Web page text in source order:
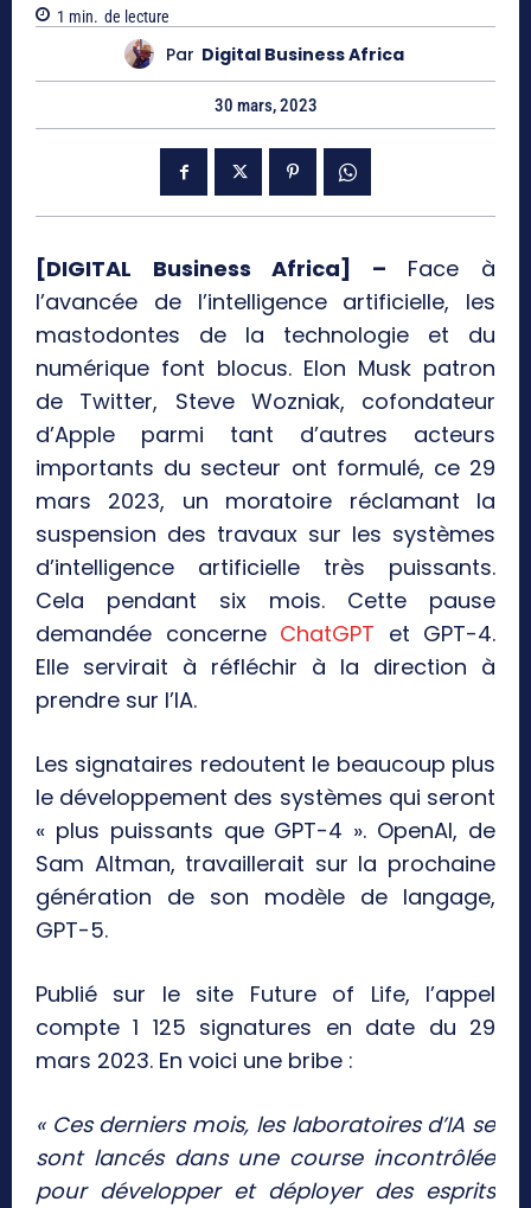
1 min. de lecture
Par Digital Business Africa
30 mars, 2023
[DIGITAL Business Africa] – Face à
l’avancée de l’intelligence artificielle, les
mastodontes de la technologie et du
numérique font blocus. Elon Musk patron
de Twitter, Steve Wozniak, cofondateur
d’Apple parmi tant d’autres acteurs
importants du secteur ont formulé, ce 29
mars 2023, un moratoire réclamant la
suspension des travaux sur les systèmes
d’intelligence artificielle très puissants.
Cela pendant six mois. Cette pause
demandée concerne ChatGPT et GPT-4.
Elle servirait à réfléchir à la direction à
prendre sur l’IA.
Les signataires redoutent le beaucoup plus
le développement des systèmes qui seront
« plus puissants que GPT-4 ». OpenAI, de
Sam Altman, travaillerait sur la prochaine
génération de son modèle de langage,
GPT-5.
Publié sur le site Future of Life, l’appel
compte 1 125 signatures en date du 29
mars 2023. En voici une bribe :
« Ces derniers mois, les laboratoires d’IA se
sont lancés dans une course incontrôlée
pour développer et déployer des esprits